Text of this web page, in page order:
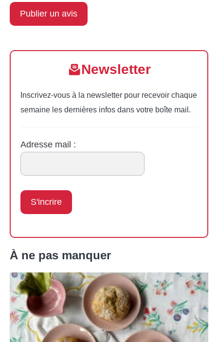
Newsletter
Inscrivez-vous à la newsletter pour recevoir chaque
semaine les dernières infos dans votre boîte mail.
Adresse mail :
À ne pas manquer